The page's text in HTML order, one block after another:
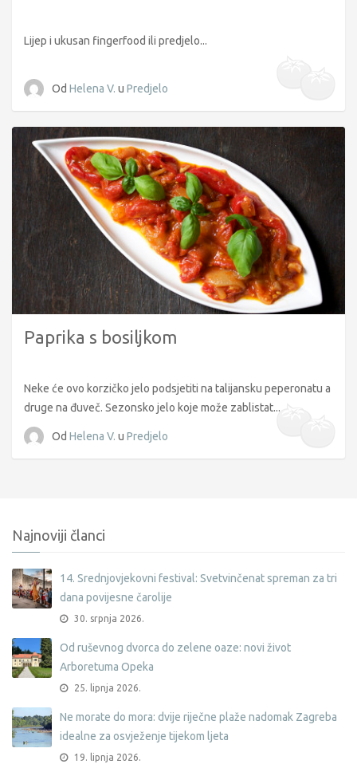
Lijep i ukusan fingerfood ili predjelo...
Od Helena V. u Predjelo
Paprika s bosiljkom
Neke će ovo korzičko jelo podsjetiti na talijansku peperonatu a
druge na đuveč. Sezonsko jelo koje može zablistat...
Od Helena V. u Predjelo
Najnoviji članci
14. Srednjovjekovni festival: Svetvinčenat spreman za tri
dana povijesne čarolije
30. srpnja 2026.
Od ruševnog dvorca do zelene oaze: novi život
Arboretuma Opeka
25. lipnja 2026.
Ne morate do mora: dvije riječne plaže nadomak Zagreba
idealne za osvježenje tijekom ljeta
19. lipnja 2026.